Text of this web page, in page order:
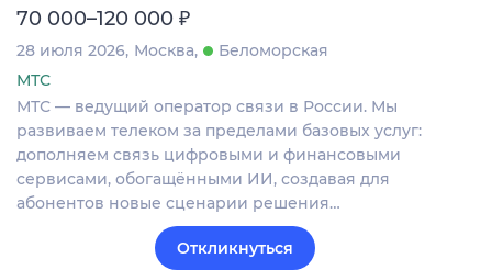
70 000–120 000 ₽
28 июля 2026 Москва
Беломорская
МТС
МТС — ведущий оператор связи в России. Мы
развиваем телеком за пределами базовых услуг:
дополняем связь цифровыми и финансовыми
сервисами, обогащёнными ИИ, создавая для
абонентов новые сценарии решения…
Откликнуться